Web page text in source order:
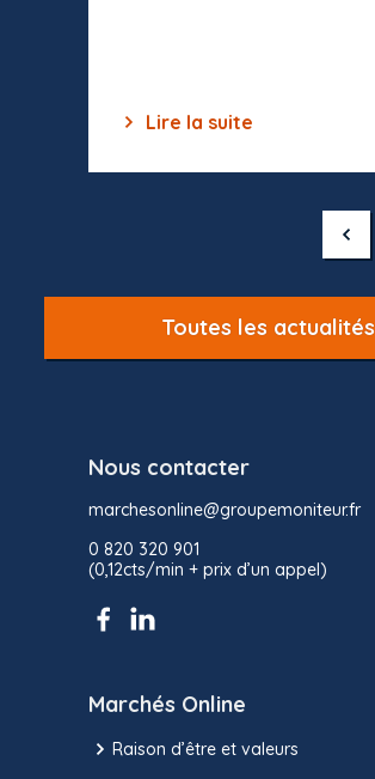
Lire la suite
Toutes les actualités
Nous contacter
marchesonline@groupemoniteur.fr
0 820 320 901
(0,12cts/min + prix d’un appel)
Marchés Online
Raison d’être et valeurs